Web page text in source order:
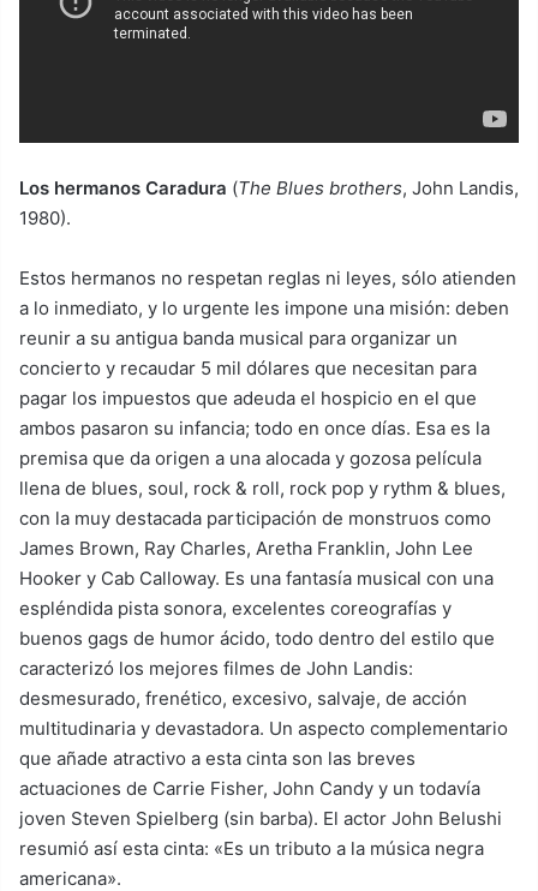
Los hermanos Caradura (The Blues brothers, John Landis,
1980).
Estos hermanos no respetan reglas ni leyes, sólo atienden
a lo inmediato, y lo urgente les impone una misión: deben
reunir a su antigua banda musical para organizar un
concierto y recaudar 5 mil dólares que necesitan para
pagar los impuestos que adeuda el hospicio en el que
ambos pasaron su infancia; todo en once días. Esa es la
premisa que da origen a una alocada y gozosa película
llena de blues, soul, rock & roll, rock pop y rythm & blues,
con la muy destacada participación de monstruos como
James Brown, Ray Charles, Aretha Franklin, John Lee
Hooker y Cab Calloway. Es una fantasía musical con una
espléndida pista sonora, excelentes coreografías y
buenos gags de humor ácido, todo dentro del estilo que
caracterizó los mejores filmes de John Landis:
desmesurado, frenético, excesivo, salvaje, de acción
multitudinaria y devastadora. Un aspecto complementario
que añade atractivo a esta cinta son las breves
actuaciones de Carrie Fisher, John Candy y un todavía
joven Steven Spielberg (sin barba). El actor John Belushi
resumió así esta cinta: «Es un tributo a la música negra
americana».